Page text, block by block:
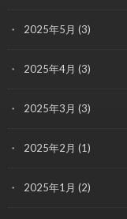
2025年5月 (3)
2025年4月 (3)
2025年3月 (3)
2025年2月 (1)
2025年1月 (2)